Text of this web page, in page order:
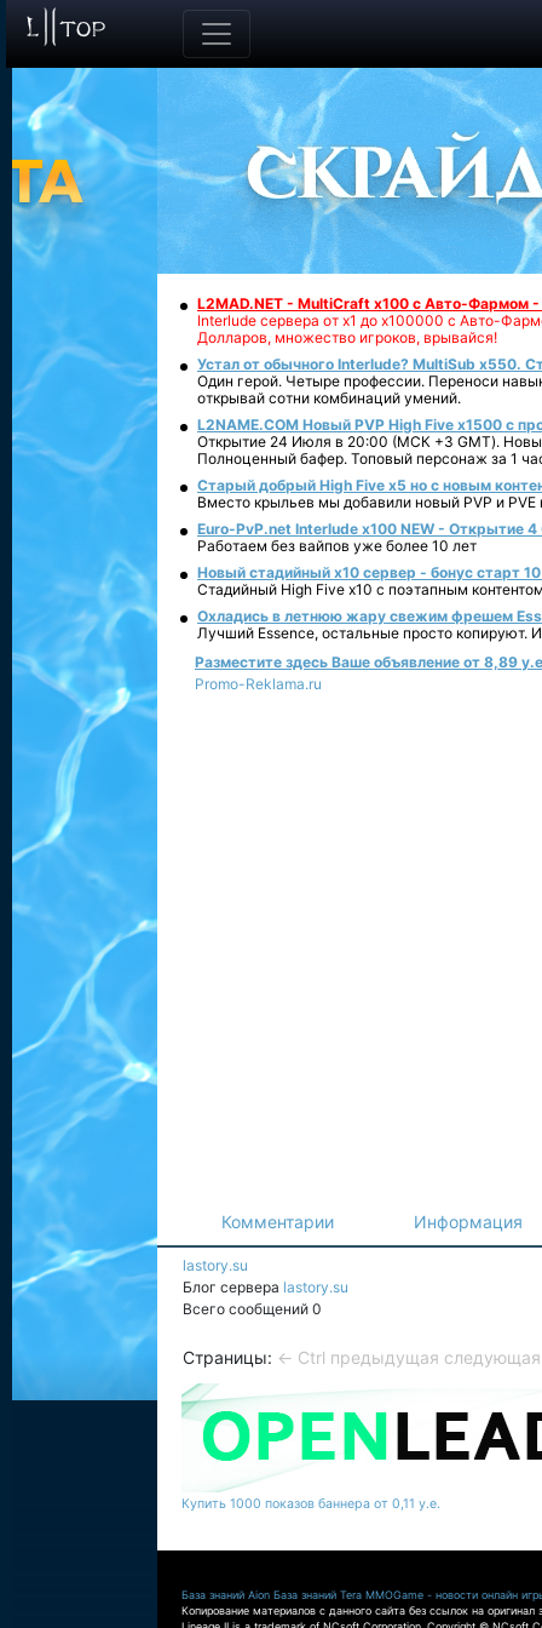
L2MAD.NET - MultiCraft x100 с Авто-Фармом
Interlude сервера от х1 до х100000 с Авто-
Долларов, множество игроков, врывайся!
Устал от обычного Interlude? MultiSub x550.
Один герой. Четыре профессии. Переноси
открывай сотни комбинаций умений.
L2NAME.COM Новый PVP High Five x1500 с
Открытие 24 Июля в 20:00 (МСК +3 GMT).
Полноценный бафер. Топовый персонаж за 1
Старый добрый High Five x5 но с новым
Вместо крыльев мы добавили новый PVP и PVE
Euro-PvP.net Interlude х100 NEW - Открытие 4
Работаем без вайпов уже более 10 лет
Новый стадийный х10 сервер - бонус старт
Стадийный High Five x10 с поэтапным
Охладись в летнюю жару свежим фрешем
Лучший Essence, остальные просто копируют.
Разместите здесь Ваше объявление от 8,89
Promo-Reklama.ru
Комментарии Информация
lastory.su
Блог сервера lastory.su
Всего сообщений 0
Страницы: ← Ctrl предыдущая
Купить 1000 показов баннера от 0,11 у.е.
База знаний Aion База знаний Tera MMOGame - новости онлайн
Копирование материалов с данного сайта без ссылок на оригинал